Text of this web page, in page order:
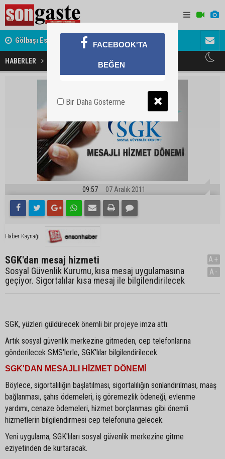
Gölbaşı Esnafının Sesi Ankara Kalkınma Ajansı'nda Avukat
akını
HABERLER SGK'dan mesaj hizmeti
09:57 07 Aralık 2011
Haber Kaynağı
SGK'dan mesaj hizmeti
Sosyal Güvenlik Kurumu, kısa mesaj uygulamasına
geçiyor. Sigortalılar kısa mesaj ile bilgilendirilecek
A+
A-
SGK, yüzleri güldürecek önemli bir projeye imza attı.
Artık sosyal güvenlik merkezine gitmeden, cep telefonlarına
gönderilecek SMS'lerle, SGK'lılar bilgilendirilecek.
SGK'DAN MESAJLI HİZMET DÖNEMİ
Böylece, sigortalılığın başlatılması, sigortalılığın sonlandırılması, maaş
bağlanması, şahıs ödemeleri, iş göremezlik ödeneği, evlenme
yardımı, cenaze ödemeleri, hizmet borçlanması gibi önemli
hizmetlerin bilgilendirmesi cep telefonuna gelecek.
Yeni uygulama, SGK'lıları sosyal güvenlik merkezine gitme
eziyetinden de kurtaracak.
FACEBOOK'TA
BEĞEN
Bir Daha Gösterme